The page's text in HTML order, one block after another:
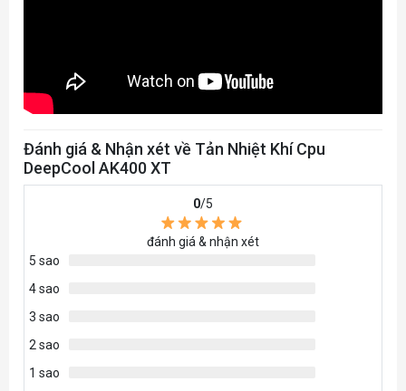
Đánh giá & Nhận xét về Tản Nhiệt Khí Cpu
DeepCool AK400 XT
0/5
đánh giá & nhận xét
5 sao
4 sao
3 sao
2 sao
1 sao